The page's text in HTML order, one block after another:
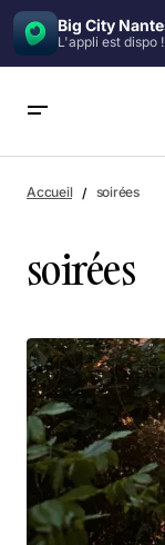
Big City
L'appli est dispo !
Accueil soirées
soirées